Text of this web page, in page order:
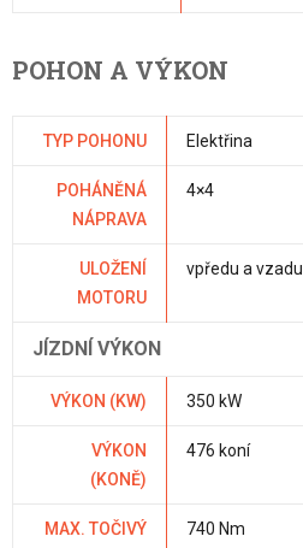
POHON A VÝKON
TYP POHONU Elektřina
POHÁNĚNÁ
NÁPRAVA
4×4
ULOŽENÍ
MOTORU
vpředu a vzadu
JÍZDNÍ VÝKON
VÝKON (KW) 350 kW
VÝKON
(KONĚ)
476 koní
MAX. TOČIVÝ
740 Nm